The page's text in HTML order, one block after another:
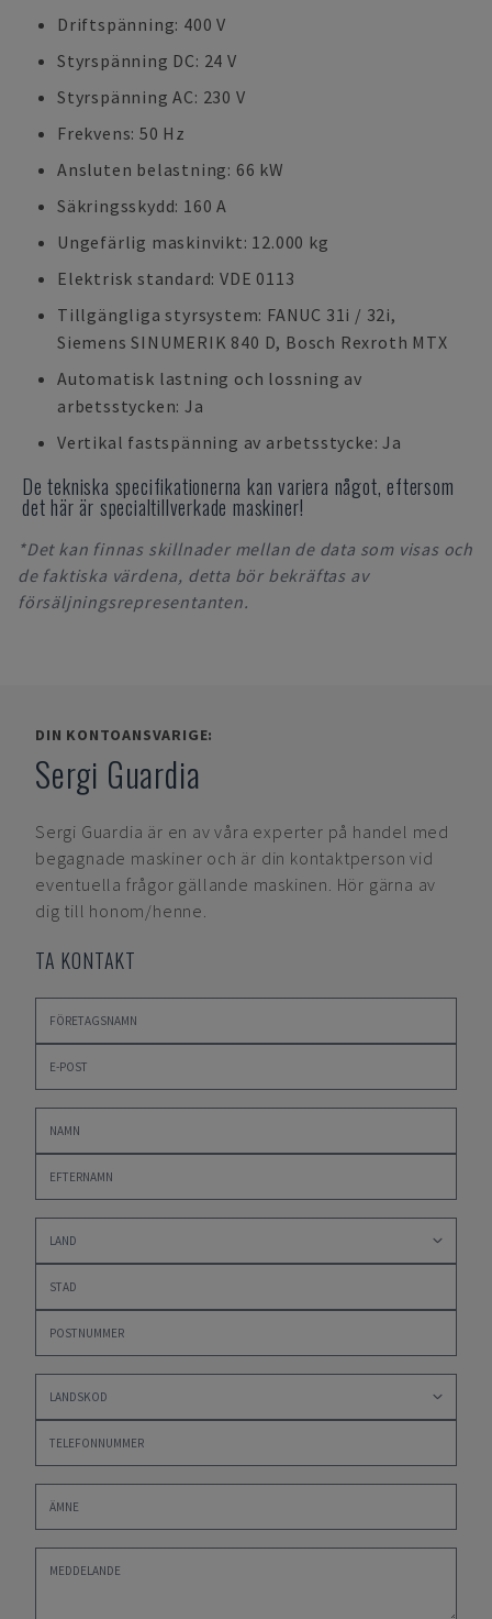
Driftspänning: 400 V
Styrspänning DC: 24 V
Styrspänning AC: 230 V
Frekvens: 50 Hz
Ansluten belastning: 66 kW
Säkringsskydd: 160 A
Ungefärlig maskinvikt: 12.000 kg
Elektrisk standard: VDE 0113
Tillgängliga styrsystem: FANUC 31i / 32i,
Siemens SINUMERIK 840 D, Bosch Rexroth MTX
Automatisk lastning och lossning av
arbetsstycken: Ja
Vertikal fastspänning av arbetsstycke: Ja
De tekniska specifikationerna kan variera något, eftersom
det här är specialtillverkade maskiner!
*Det kan finnas skillnader mellan de data som visas och
de faktiska värdena, detta bör bekräftas av
försäljningsrepresentanten.
DIN KONTOANSVARIGE:
Sergi Guardia
Sergi Guardia är en av våra experter på handel med
begagnade maskiner och är din kontaktperson vid
eventuella frågor gällande maskinen. Hör gärna av
dig till honom/henne.
TA KONTAKT